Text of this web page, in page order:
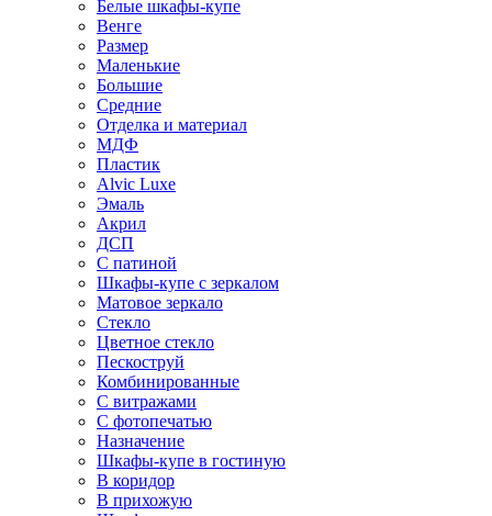
Белые шкафы-купе
Венге
Размер
Маленькие
Большие
Средние
Отделка и материал
МДФ
Пластик
Alvic Luxe
Эмаль
Акрил
ДСП
С патиной
Шкафы-купе с зеркалом
Матовое зеркало
Стекло
Цветное стекло
Пескоструй
Комбинированные
С витражами
С фотопечатью
Назначение
Шкафы-купе в гостиную
В коридор
В прихожую